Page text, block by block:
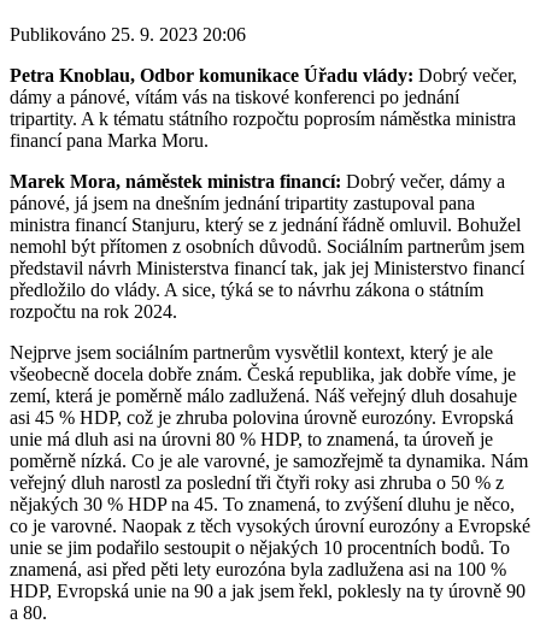
Publikováno 25. 9. 2023 20:06
Petra Knoblau, Odbor komunikace Úřadu vlády: Dobrý večer,
dámy a pánové, vítám vás na tiskové konferenci po jednání
tripartity. A k tématu státního rozpočtu poprosím náměstka ministra
financí pana Marka Moru.
Marek Mora, náměstek ministra financí: Dobrý večer, dámy a
pánové, já jsem na dnešním jednání tripartity zastupoval pana
ministra financí Stanjuru, který se z jednání řádně omluvil. Bohužel
nemohl být přítomen z osobních důvodů. Sociálním partnerům jsem
představil návrh Ministerstva financí tak, jak jej Ministerstvo financí
předložilo do vlády. A sice, týká se to návrhu zákona o státním
rozpočtu na rok 2024.
Nejprve jsem sociálním partnerům vysvětlil kontext, který je ale
všeobecně docela dobře znám. Česká republika, jak dobře víme, je
zemí, která je poměrně málo zadlužená. Náš veřejný dluh dosahuje
asi 45 % HDP, což je zhruba polovina úrovně eurozóny. Evropská
unie má dluh asi na úrovni 80 % HDP, to znamená, ta úroveň je
poměrně nízká. Co je ale varovné, je samozřejmě ta dynamika. Nám
veřejný dluh narostl za poslední tři čtyři roky asi zhruba o 50 % z
nějakých 30 % HDP na 45. To znamená, to zvýšení dluhu je něco,
co je varovné. Naopak z těch vysokých úrovní eurozóny a Evropské
unie se jim podařilo sestoupit o nějakých 10 procentních bodů. To
znamená, asi před pěti lety eurozóna byla zadlužena asi na 100 %
HDP, Evropská unie na 90 a jak jsem řekl, poklesly na ty úrovně 90
a 80.